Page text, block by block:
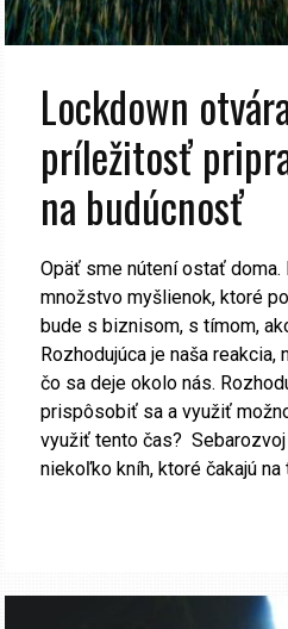
Lockdown
príležitosť
na budúcnosť
Opäť sme nútení ostať doma.
množstvo myšlienok, ktoré
bude s biznisom, s tímom,
Rozhodujúca je naša
čo sa deje okolo nás.
prispôsobiť sa a využiť
využiť tento čas?
niekoľko kníh, ktoré čakajú na